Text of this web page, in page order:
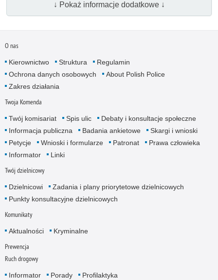
↓ Pokaż informacje dodatkowe ↓
O nas
Kierownictwo Struktura
Regulamin
Ochrona danych osobowych
About Polish Police
Zakres działania
Twoja Komenda
Twój komisariat Spis ulic
Debaty i konsultacje społeczne
Informacja publiczna
Badania ankietowe
Skargi i wnioski
Petycje
Wnioski i formularze Patronat
Prawa człowieka
Informator
Linki
Twój dzielnicowy
Dzielnicowi
Zadania i plany priorytetowe dzielnicowych
Punkty konsultacyjne dzielnicowych
Komunikaty
Aktualności Kryminalne
Prewencja
Ruch drogowy
Informator Porady Profilaktyka